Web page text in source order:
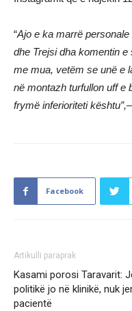
“Ajo e ka marrë
dhe Trejsi dha komentin
me mua, vetëm se unë e
në montazh turfullon uff e
frymë inferioriteti kështu”,
Facebook
Artikulli paraprak
Kasami porosi Taravarit:
politikë jo në klinikë, nuk
pacientë